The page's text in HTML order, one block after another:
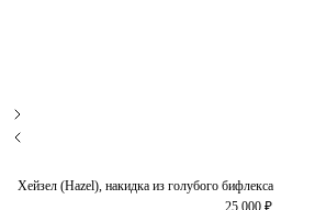
Хейзел (Hazel), накидка из голубого бифлекса